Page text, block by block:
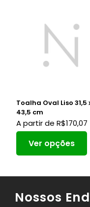
Toalha Oval Liso 31,5
43,5 cm
A partir de R$170,07
Ver opções
Nossos